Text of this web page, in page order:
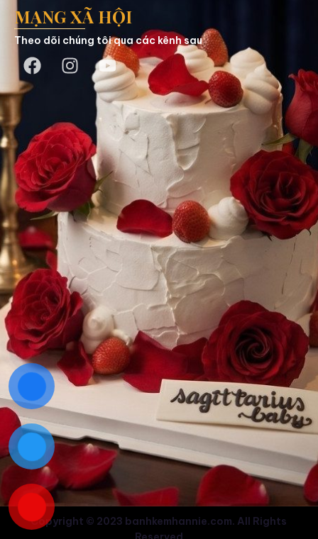
MẠNG XÃ HỘI
Theo dõi chúng tôi qua các kênh sau
Copyright © 2023 banhkemhannie.com. All Rights